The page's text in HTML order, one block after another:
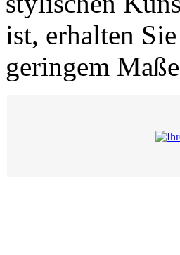
ist, erhalten
geringem